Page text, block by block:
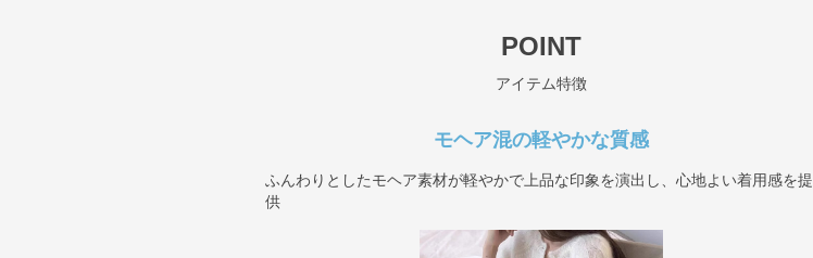
POINT
アイテム特徴
モヘア混の軽やかな質感
ふんわりとしたモヘア素材が軽やかで上品な印象を演出し、心地よい着用感を提
供